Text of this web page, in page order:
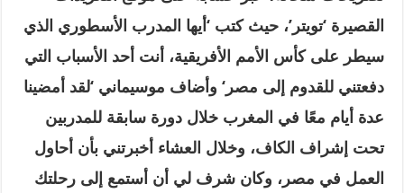
القصيرة ‘تويتر’، حيث كتب ‘أيها المدرب الأسطوري الذي
سيطر على كأس الأمم الأفريقية، أنت أحد الأسباب التي
دفعتني للقدوم إلى مصر‘ وأضاف موسيماني ‘لقد أمضينا
عدة أيام معًا في المغرب خلال دورة سابقة للمدربين
تحت إشراف الكاف، وخلال العشاء أخبرتني بأن أحاول
العمل في مصر، وكان شرف لي أن أستمع إلى رحلتك